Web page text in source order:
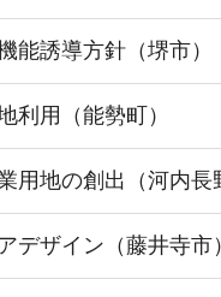
能誘導方針（堺市）
利用（能勢町）
用地の創出（河内長
デザイン（藤井寺市）